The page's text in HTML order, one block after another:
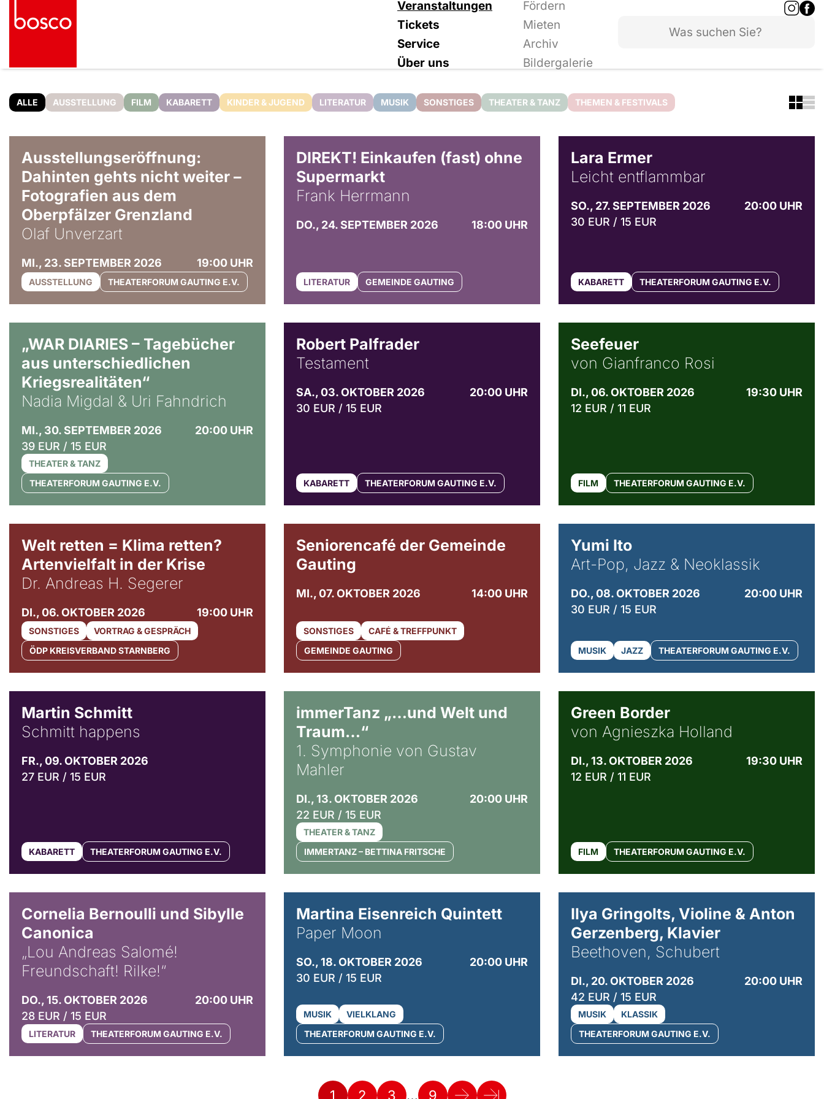
Veranstaltungen
Fördern
Tickets
Mieten
Service
Archiv
Über uns
Bildergalerie
ALLE AUSSTELLUNG FILM KABARETT KINDER & JUGEND LITERATUR MUSIK SONSTIGES THEATER & TANZ THEMEN & FESTIVALS
Ausstellungseröffnung:
Dahinten gehts nicht weiter –
Fotografien aus dem
Oberpfälzer Grenzland
Olaf Unverzart
MI., 23. SEPTEMBER 2026 19:00 UHR
AUSSTELLUNG THEATERFORUM GAUTING E.V.
DIREKT! Einkaufen (fast) ohne
Supermarkt
Frank Herrmann
DO., 24. SEPTEMBER 2026 18:00 UHR
LITERATUR GEMEINDE GAUTING
Lara Ermer
Leicht entflammbar
SO., 27. SEPTEMBER 2026
20:00 UHR
30 EUR / 15 EUR
KABARETT THEATERFORUM GAUTING E.V.
„WAR DIARIES – Tagebücher
aus unterschiedlichen
Kriegsrealitäten“
Nadia Migdal & Uri Fahndrich
MI., 30. SEPTEMBER 2026
20:00 UHR
39 EUR / 15 EUR
THEATER & TANZ
THEATERFORUM GAUTING E.V.
Robert Palfrader
Testament
SA., 03. OKTOBER 2026
20:00 UHR
30 EUR / 15 EUR
KABARETT THEATERFORUM GAUTING E.V.
Seefeuer
von Gianfranco Rosi
DI., 06. OKTOBER 2026
19:30 UHR
12 EUR / 11 EUR
FILM THEATERFORUM GAUTING E.V.
Welt retten = Klima retten?
Artenvielfalt in der Krise
Dr. Andreas H. Segerer
DI., 06. OKTOBER 2026 19:00 UHR
SONSTIGES
VORTRAG & GESPRÄCH
ÖDP KREISVERBAND STARNBERG
Seniorencafé der Gemeinde
Gauting
MI., 07. OKTOBER 2026 14:00 UHR
SONSTIGES
CAFÉ & TREFFPUNKT
GEMEINDE GAUTING
Yumi Ito
Art-Pop, Jazz & Neoklassik
DO., 08. OKTOBER 2026
20:00 UHR
30 EUR / 15 EUR
MUSIK JAZZ THEATERFORUM GAUTING E.V.
Martin Schmitt
Schmitt happens
FR., 09. OKTOBER 2026
27 EUR / 15 EUR
KABARETT THEATERFORUM GAUTING E.V.
immerTanz „…und Welt und
Traum…“
1. Symphonie von Gustav
Mahler
DI., 13. OKTOBER 2026
20:00 UHR
22 EUR / 15 EUR
THEATER & TANZ
IMMERTANZ – BETTINA FRITSCHE
Green Border
von Agnieszka Holland
DI., 13. OKTOBER 2026
19:30 UHR
12 EUR / 11 EUR
FILM THEATERFORUM GAUTING E.V.
Cornelia Bernoulli und Sibylle
Canonica
„Lou Andreas Salomé!
Freundschaft! Rilke!“
DO., 15. OKTOBER 2026
20:00 UHR
28 EUR / 15 EUR
LITERATUR THEATERFORUM GAUTING E.V.
Martina Eisenreich Quintett
Paper Moon
SO., 18. OKTOBER 2026
20:00 UHR
30 EUR / 15 EUR
MUSIK
VIELKLANG
THEATERFORUM GAUTING E.V.
Ilya Gringolts, Violine & Anton
Gerzenberg, Klavier
Beethoven, Schubert
DI., 20. OKTOBER 2026
20:00 UHR
42 EUR / 15 EUR
MUSIK
KLASSIK
THEATERFORUM GAUTING E.V.
1 2 3 … 9